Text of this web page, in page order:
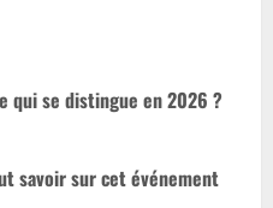
qui se distingue en 2026 ?
savoir sur cet événement